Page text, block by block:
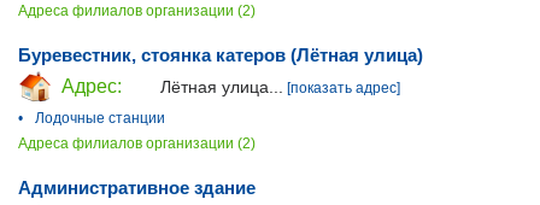
Адреса филиалов организации (2)
Буревестник, стоянка катеров (Лётная улица)
Адрес:
Лётная улица...
[показать адрес]
•
Лодочные станции
Адреса филиалов организации (2)
Административное здание